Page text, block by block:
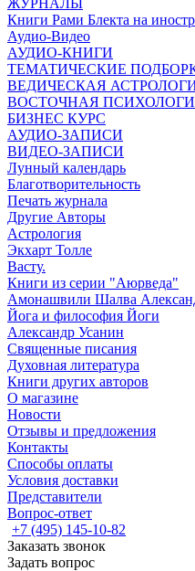
ЖУРНАЛЫ
Книги Рами Блекта на
Аудио-Видео
АУДИО-КНИГИ
ТЕМАТИЧЕСКИЕ
ВЕДИЧЕСКАЯ
ВОСТОЧНАЯ
БИЗНЕС КУРС
АУДИО-ЗАПИСИ
ВИДЕО-ЗАПИСИ
Лунный календарь
Благотворительность
Печать журнала
Другие Aвторы
Астрология
Экхарт Толле
Васту.
Книги из серии "Аюрведа"
Амонашвили Шалва
Йога и философия Йоги
Александр Усанин
Священные писания
Духовная литература
Книги других авторов
О магазине
Новости
Отзывы и предложения
Контакты
Способы оплаты
Условия доставки
Представители
Вопрос-ответ
+7 (495) 145-10-82
Заказать звонок
Задать вопрос